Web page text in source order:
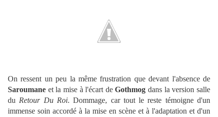
On ressent un peu la même frustration que devant l'absence de
Saroumane et la mise à l'écart deGothmog dans la version salle
du Retour Du Roi. Dommage, car tout le reste témoigne d'un
immense soin accordé à la mise en scène et à l'adaptation et d'un